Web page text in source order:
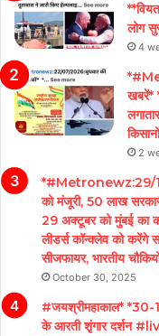
लोग
4
खबरें*
2
*#Metronewz:29/
को मंजूरी, 50 लाख
29 अक्टूबर को मुंबई का
लीडर्स कॉन्क्लेव को करेंगे
सीजफायर, भारतीय
October 30, 2025
#जयश्रीमहाकाल* *30-
के आरती शृंगार दर्शन